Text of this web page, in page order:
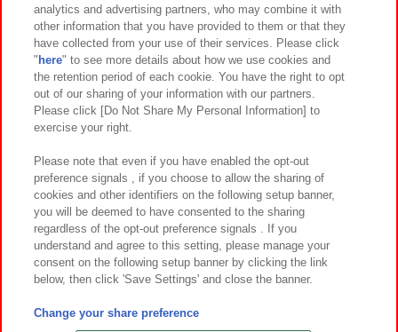
関連会社 サステナビリティ サイトポリシー
プライバシーポリシー ウェブアクセシビリティ方針と検証結果
お取引先さまとともに
カスタマーハラスメント対応方針 よくあるご質問・お問い合わせ
©Bandai Namco Amusement Inc.
©Bandai Namco Amusement Lab Inc.
analytics and advertising partners, who may combine it with
other information that you have provided to them or that they
have collected from your use of their services. Please click
" here" to see more details about how we use cookies and
the retention period of each cookie. You have the right to opt
out of our sharing of your information with our partners.
Please click [Do Not Share My Personal Information] to
exercise your right.
Please note that even if you have enabled the opt-out
preference signals , if you choose to allow the sharing of
cookies and other identifiers on the following setup banner,
you will be deemed to have consented to the sharing
regardless of the opt-out preference signals . If you
understand and agree to this setting, please manage your
consent on the following setup banner by clicking the link
below, then click 'Save Settings' and close the banner.
Change your share preference